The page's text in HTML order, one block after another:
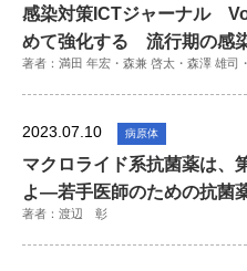
感染対策ICTジャーナル
めて強化する 流行期の感
著者：満田 年宏・森兼 啓太・森澤 雄司
2023.07.10 病原体
マクロライド系抗菌薬は、
よ―若手医師のための抗菌
著者：渡辺 彰